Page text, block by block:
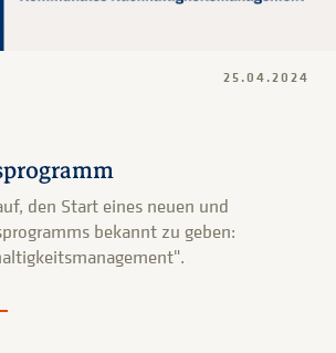
25.04.2024
den Start eines neuen und
bekannt zu geben: